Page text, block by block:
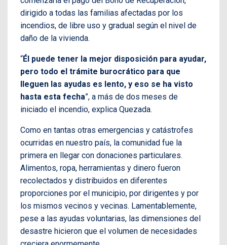
dirigido a todas las familias afectadas por los
incendios, de libre uso y gradual según el nivel de
daño de la vivienda.
“Él puede tener la mejor disposición para ayudar,
pero todo el trámite burocrático para que
lleguen las ayudas es lento, y eso se ha visto
hasta esta fecha”, a más de dos meses de
iniciado el incendio, explica Quezada.
Como en tantas otras emergencias y catástrofes
ocurridas en nuestro país, la comunidad fue la
primera en llegar con donaciones particulares.
Alimentos, ropa, herramientas y dinero fueron
recolectados y distribuidos en diferentes
proporciones por el municipio, por dirigentes y por
los mismos vecinos y vecinas. Lamentablemente,
pese a las ayudas voluntarias, las dimensiones del
desastre hicieron que el volumen de necesidades